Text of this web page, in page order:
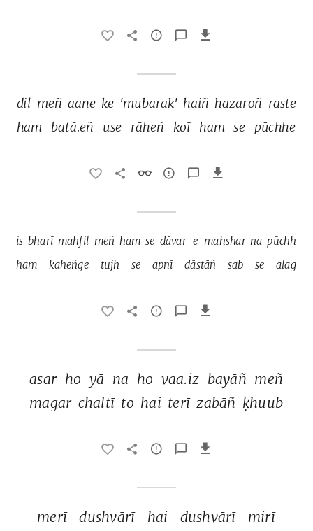
dil meñ aane ke 'mubārak' haiñ hazāroñ raste
ham
batā.eñ use rāheñ koī ham se pūchhe
is bharī mahfil meñ ham se dāvar-e-mahshar na pūchh
ham
kaheñge tujh se apnī dāstāñ sab se alag
asar ho yā na ho vaa.iz bayāñ meñ
magar chaltī to hai terī zabāñ ḳhuub
merī dushvārī hai dushvārī
mirī